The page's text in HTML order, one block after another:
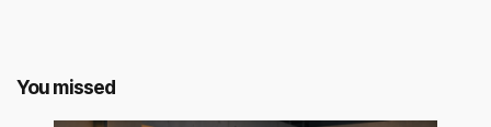
You missed